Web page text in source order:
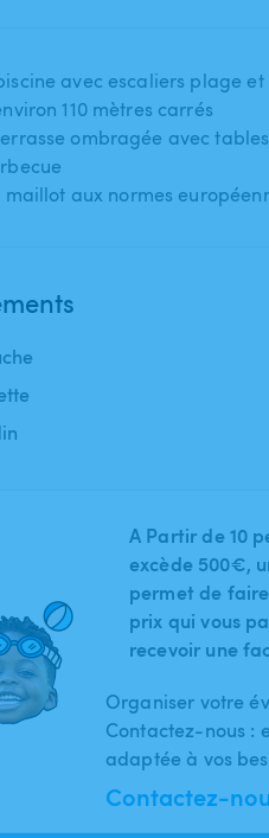
avec escaliers plage
110 mètres carrés
ombragée avec
maillot aux normes
A Partir de 10
excède 500€,
permet de
prix qui vous
recevoir une
Organiser votre
Contactez-nous :
adaptée à vos
Contactez-